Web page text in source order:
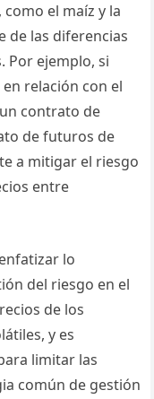
el maíz y la
de las diferencias
Por ejemplo, si
relación con el
contrato de
de futuros de
a mitigar el riesgo
entre
lo
del riesgo en el
de los
y es
limitar las
común de gestión